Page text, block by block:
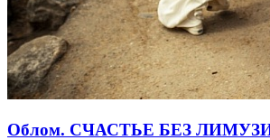
Облом. СЧАСТЬЕ БЕЗ